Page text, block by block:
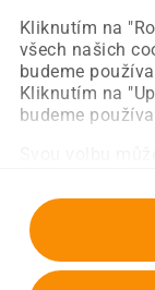
Kliknutím na
všech našich
budeme
Kliknutím na
budeme